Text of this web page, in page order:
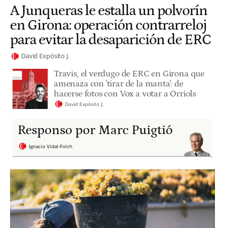
A Junqueras le estalla un polvorín
en Girona: operación contrarreloj
para evitar la desaparición de ERC
David Expósito J.
Travis, el verdugo de ERC en Girona que
amenaza con 'tirar de la manta': de
hacerse fotos con Vox a votar a Orriols
David Expósito J.
Responso por Marc Puigtió
Ignacio Vidal-Folch